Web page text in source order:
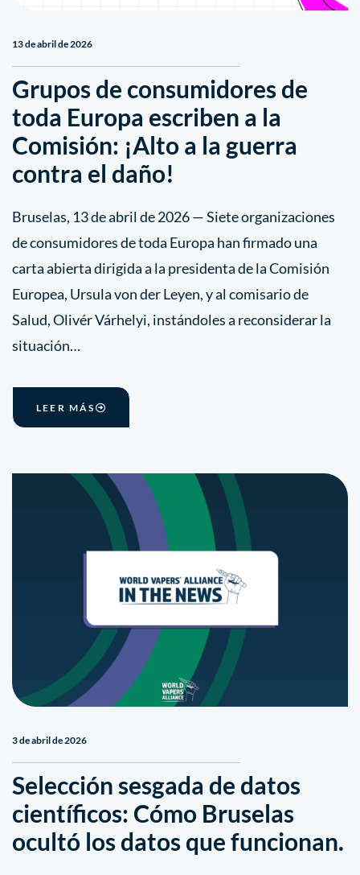
13 de abril de 2026
Grupos de consumidores de
toda Europa escriben a la
Comisión: ¡Alto a la guerra
contra el daño!
Bruselas, 13 de abril de 2026 — Siete organizaciones
de consumidores de toda Europa han firmado una
carta abierta dirigida a la presidenta de la Comisión
Europea, Ursula von der Leyen, y al comisario de
Salud, Olivér Várhelyi, instándoles a reconsiderar la
situación…
LEER MÁS
3 de abril de 2026
Selección sesgada de datos
científicos: Cómo Bruselas
ocultó los datos que funcionan.